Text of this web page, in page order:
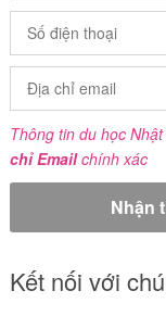
Thông tin du học
chỉ Emailchính xác
Kết nối với